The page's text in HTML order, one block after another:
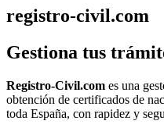
registro-civil.com
Gestiona tus
Registro-Civil.com es una
obtención de certificados de
toda España, con rapidez y